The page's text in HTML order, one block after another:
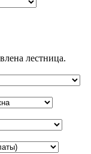
лестница.